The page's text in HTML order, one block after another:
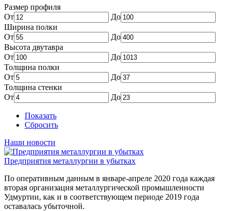
Размер профиля
От
До
Ширина полки
От
До
Высота двутавра
От
До
Толщина полки
От
До
Толщина стенки
От
До
Показать
Сбросить
Наши новости
Предприятия металлургии в убытках
По оперативным данным в январе-апреле 2020 года каждая
вторая организация металлургической промышленности
Удмуртии, как и в соответствующем периоде 2019 года
оставалась убыточной.